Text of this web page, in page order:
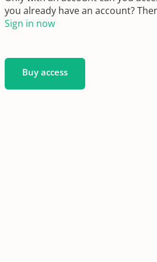
you already have an account?
Sign in now
Buy access